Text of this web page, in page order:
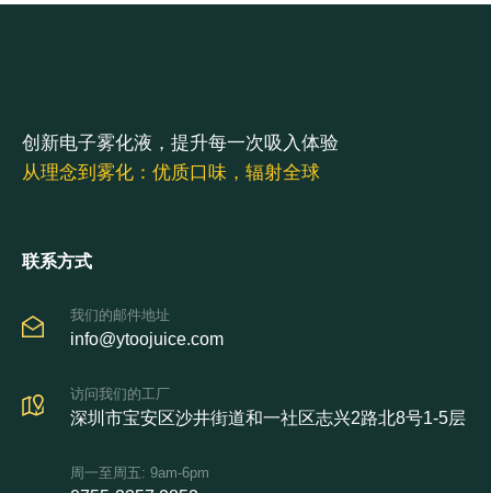
创新电子雾化液，提升每一次吸入体验
从理念到雾化：优质口味，辐射全球
联系方式
我们的邮件地址
info@ytoojuice.com
访问我们的工厂
深圳市宝安区沙井街道和一社区志兴2路北8号1-5层
周一至周五: 9am-6pm